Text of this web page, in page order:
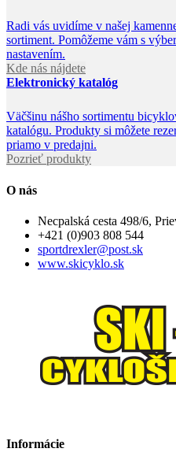
Radi vás uvidíme v našej
sortiment. Pomôžeme vám s
nastavením.
Kde nás nájdete
Elektronický katalóg
Väčšinu nášho sortimentu
katalógu. Produkty si môžete
priamo v predajni.
Pozrieť produkty
O nás
Necpalská cesta 498/6,
+421 (0)903 808 544
sportdrexler@post.sk
www.skicyklo.sk
Informácie